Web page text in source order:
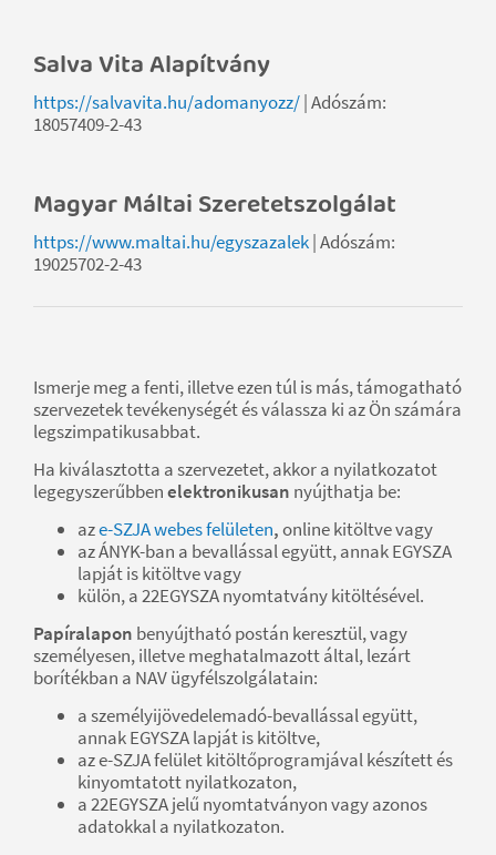
Salva Vita Alapítvány
https://salvavita.hu/adomanyozz/| Adószám:
18057409-2-43
Magyar Máltai Szeretetszolgálat
https://www.maltai.hu/egyszazalek| Adószám:
19025702-2-43
Ismerje meg a fenti, illetve ezen túl is más, támogatható
szervezetek tevékenységét és válassza ki az Ön számára
legszimpatikusabbat.
Ha kiválasztotta a szervezetet, akkor a nyilatkozatot
legegyszerűbbenelektronikusan nyújthatja be:
aze-SZJA webes felületen,online kitöltve vagy
az ÁNYK-ban a bevallással együtt, annak EGYSZA
lapját is kitöltve vagy
külön, a 22EGYSZA nyomtatvány kitöltésével.
Papíralapon benyújthatópostán keresztül, vagy
személyesen, illetve meghatalmazott által, lezárt
borítékban a NAV ügyfélszolgálatain:
a személyijövedelemadó-bevallással együtt,
annak EGYSZA lapját is kitöltve,
az e-SZJA felület kitöltőprogramjával készített és
kinyomtatott nyilatkozaton,
a 22EGYSZA jelű nyomtatványon vagy azonos
adatokkal a nyilatkozaton.